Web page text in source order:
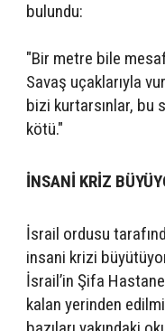
bulundu:
"Bir metre bile
Savaş uçaklarıyla
bizi kurtarsınlar, bu
kötü."
İNSANİ KRİZ
İsrail ordusu
insani krizi
İsrail’in Şifa
kalan yerinden